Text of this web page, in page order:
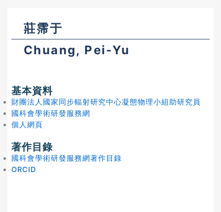
莊霈于
Chuang, Pei-Yu
基本資料
財團法人國家同步輻射研究中心凝態物理小組助研究員
國科會學術研發服務網
個人網頁
著作目錄
國科會學術研發服務網著作目錄
ORCID